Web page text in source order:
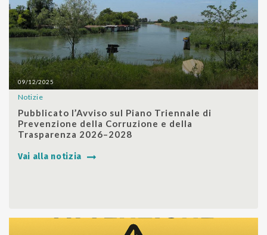
09/12/2025
Notizie
Pubblicato l’Avviso sul Piano Triennale di
Prevenzione della Corruzione e della
Trasparenza 2026–2028
Vai alla notizia